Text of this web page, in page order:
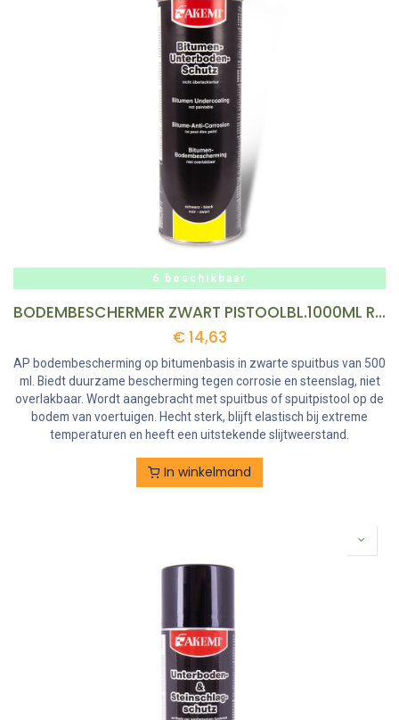
6 beschikbaar
BODEMBESCHERMER ZWART PISTOOLBL.1000ML REF:AK90011 AKEMI
€14,63
AP bodembescherming op bitumenbasis in zwarte spuitbus van 500
ml. Biedt duurzame bescherming tegen corrosie en steenslag, niet
overlakbaar. Wordt aangebracht met spuitbus of spuitpistool op de
bodem van voertuigen. Hecht sterk, blijft elastisch bij extreme
temperaturen en heeft een uitstekende slijtweerstand.
In winkelmand